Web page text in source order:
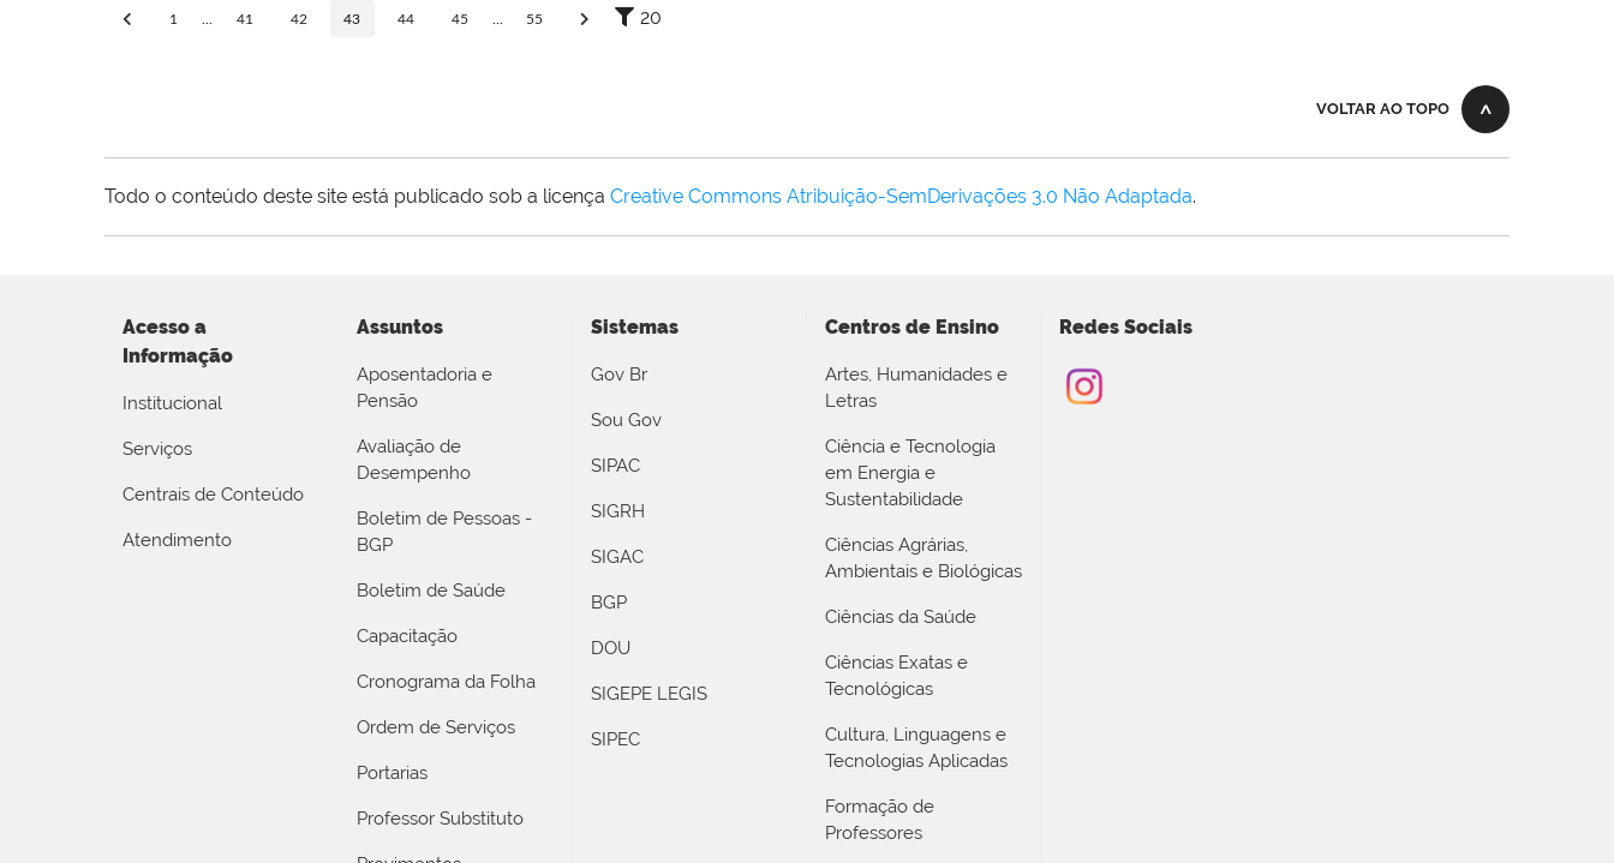
1 41 42 43 44 45 55 20
VOLTAR AO TOPO
Todo o conteúdo deste site está publicado sob a licença Creative Commons Atribuição-SemDerivações 3.0 Não Adaptada.
Acesso a
Informação
Institucional
Serviços
Centrais de Conteúdo
Atendimento
Assuntos
Aposentadoria e
Pensão
Avaliação de
Desempenho
Boletim de Pessoas -
BGP
Boletim de Saúde
Capacitação
Cronograma da Folha
Ordem de Serviços
Portarias
Professor Substituto
Sistemas
Gov Br
Sou Gov
SIPAC
SIGRH
SIGAC
BGP
DOU
SIGEPE LEGIS
SIPEC
Centros de Ensino
Artes, Humanidades e
Letras
Ciência e Tecnologia
em Energia e
Sustentabilidade
Ciências Agrárias,
Ambientais e Biológicas
Ciências da Saúde
Ciências Exatas e
Tecnológicas
Cultura, Linguagens e
Tecnologias Aplicadas
Formação de
Professores
Redes Sociais